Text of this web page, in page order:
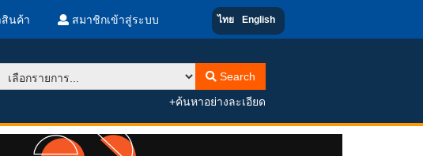
นค้า สมาชิกเข้าสู่ระบบ ไทย English
Search
+ค้นหาอย่างละเอียด